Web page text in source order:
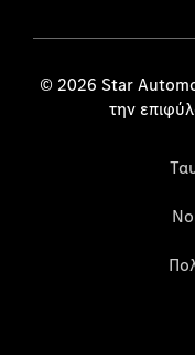
© 2026 Star
την